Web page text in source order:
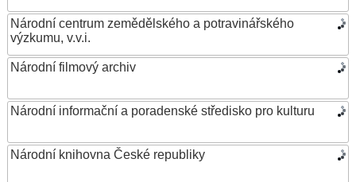
Národní centrum zemědělského a potravinářského
výzkumu, v.v.i.
Národní filmový archiv
Národní informační a poradenské středisko pro kulturu
Národní knihovna České republiky